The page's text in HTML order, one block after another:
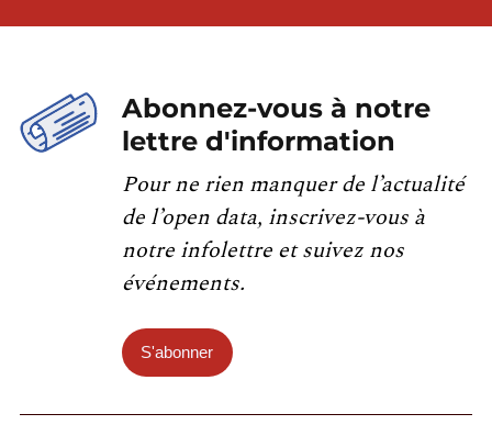
Abonnez-vous à notre
lettre d'information
Pour ne rien manquer de l’actualité
de l’open data, inscrivez-vous à
notre infolettre et suivez nos
événements.
S'abonner